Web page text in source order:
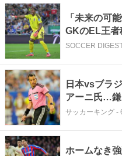
「未来の可
GKのEL王者
神が残留と
SOCCER
日本vsブラ
アーニ氏…鎌
当
サッカーキング -
ホームなき